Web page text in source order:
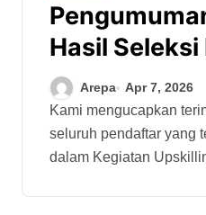
Hasil
Upskilling
Guru Vokasi
dan Budaya
– Magang
Arepa Apr 7, 2026
Kami mengucapkan terima kasih kepada
seluruh pendaftar yang
dalam Kegiatan